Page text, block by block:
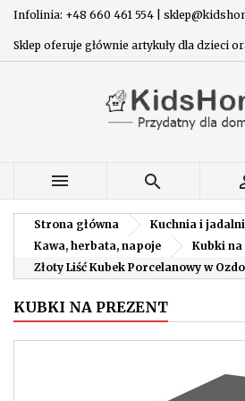
Infolinia: +48 660 461 554 |
Sklep oferuje głównie artykuły dla dzieci
 
Strona główna
Kuchnia i
Kawa, herbata, napoje
Kubki
Złoty Liść Kubek Porcelanowy w
KUBKI NA PREZENT